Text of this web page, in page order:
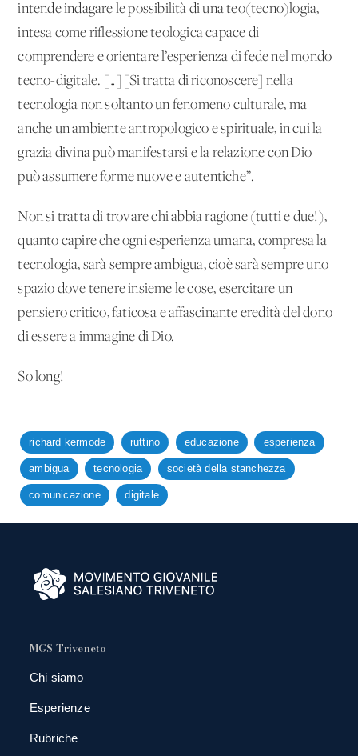
intende indagare le possibilità di una teo(tecno)logia,
intesa come riflessione teologica capace di
comprendere e orientare l’esperienza di fede nel mondo
tecno-digitale. […] [Si tratta di riconoscere] nella
tecnologia non soltanto un fenomeno culturale, ma
anche un ambiente antropologico e spirituale, in cui la
grazia divina può manifestarsi e la relazione con Dio
può assumere forme nuove e autentiche”.
Non si tratta di trovare chi abbia ragione (tutti e due!),
quanto capire che ogni esperienza umana, compresa la
tecnologia, sarà sempre ambigua, cioè sarà sempre uno
spazio dove tenere insieme le cose, esercitare un
pensiero critico, faticosa e affascinante eredità del dono
di essere a immagine di Dio.
So long!
richard kermode ruttino educazione esperienza
ambigua tecnologia società della stanchezza
comunicazione digitale
MGS Triveneto
Chi siamo
Esperienze
Rubriche